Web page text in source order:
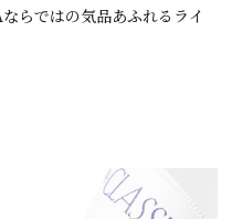
らではの気品あふれるライ